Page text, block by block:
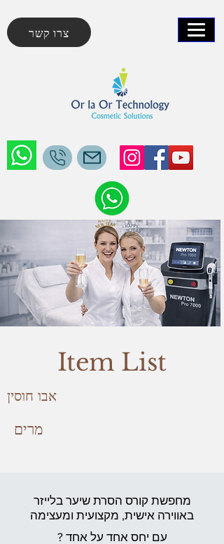
צרו קשר
Item List
אבו חוסין
מרים
מחפשת קורס הסרת שיער בלייזר
באווירה אישית, מקצועית ומעצימה
עם יחס אחד על אחד ?